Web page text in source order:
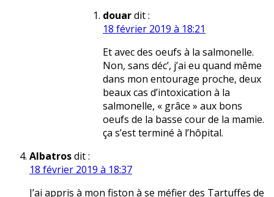
douardit :
18 février 2019 à 18:21
Et avec des oeufs à la salmonelle.
Non, sans déc’, j’ai eu quand même
dans mon entourage proche, deux
beaux cas d’intoxication à la
salmonelle, « grâce » aux bons
oeufs de la basse cour de la mamie.
ça s’est terminé à l’hôpital.
Albatrosdit :
18 février 2019 à 18:37
J’ai appris à mon fiston à se méfier des Tartuffes de